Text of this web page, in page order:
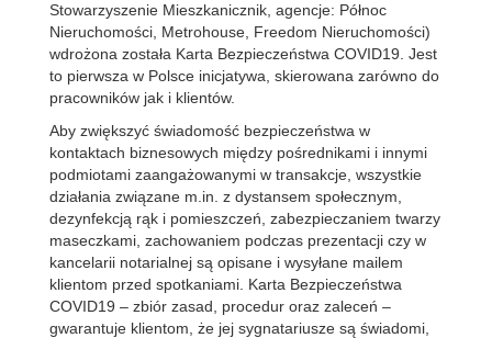
Stowarzyszenie Mieszkanicznik, agencje: Północ
Nieruchomości, Metrohouse, Freedom Nieruchomości)
wdrożona została Karta Bezpieczeństwa COVID19. Jest
to pierwsza w Polsce inicjatywa, skierowana zarówno do
pracowników jak i klientów.
Aby zwiększyć świadomość bezpieczeństwa w
kontaktach biznesowych między pośrednikami i innymi
podmiotami zaangażowanymi w transakcje, wszystkie
działania związane m.in. z dystansem społecznym,
dezynfekcją rąk i pomieszczeń, zabezpieczaniem twarzy
maseczkami, zachowaniem podczas prezentacji czy w
kancelarii notarialnej są opisane i wysyłane mailem
klientom przed spotkaniami. Karta Bezpieczeństwa
COVID19 – zbiór zasad, procedur oraz zaleceń –
gwarantuje klientom, że jej sygnatariusze są świadomi,